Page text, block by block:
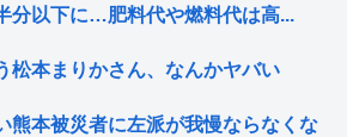
分以下に…肥料代や燃料代は高...
松本まりかさん、なんかヤバい
熊本被災者に左派が我慢ならなくな